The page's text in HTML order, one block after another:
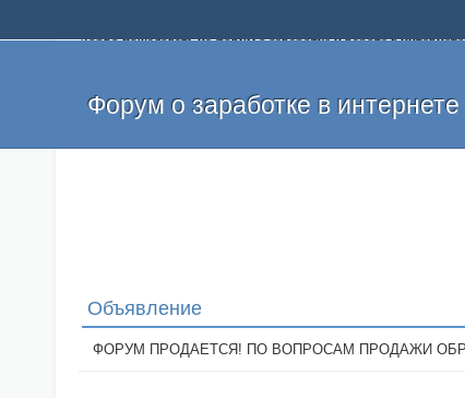
Добро пожаловать на форум о заработке и работе в
и оставлять свои отзывы. Если вы знаете, что определенный
легкие деньги без вложений и регистрации уже сегодня.
Форум о заработке в интернете
Объявление
ФОРУМ ПРОДАЕТСЯ! ПО ВОПРОСАМ ПРОДАЖИ